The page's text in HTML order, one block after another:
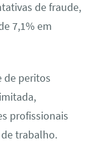
de fraude,
7,1% em
de peritos
profissionais
trabalho.